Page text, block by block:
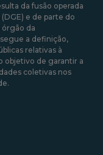
da fusão operada
e de parte do
órgão da
a definição,
relativas à
objetivo de garantir a
coletivas nos